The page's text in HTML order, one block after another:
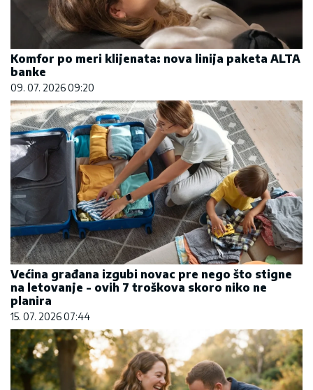
Komfor po meri klijenata: nova linija paketa ALTA
banke
09. 07. 2026 09:20
Većina građana izgubi novac pre nego što stigne
na letovanje - ovih 7 troškova skoro niko ne
planira
15. 07. 2026 07:44